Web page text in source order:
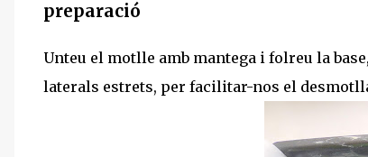
preparació
Unteu el motlle amb mantega i folreu la
laterals estrets, per facilitar-nos el